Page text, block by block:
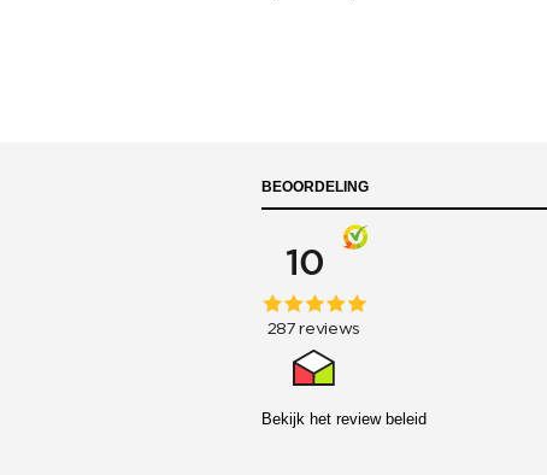
BEOORDELING
Bekijk het review beleid